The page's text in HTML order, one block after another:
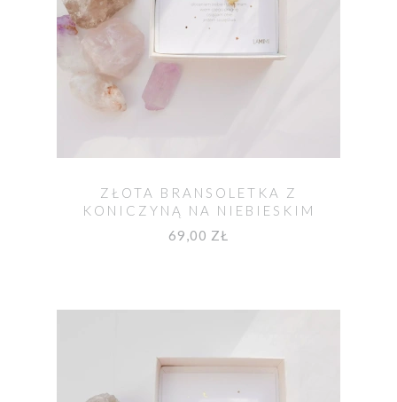
ZŁOTA BRANSOLETKA Z
KONICZYNĄ NA NIEBIESKIM
SZNURKU
69,00 ZŁ